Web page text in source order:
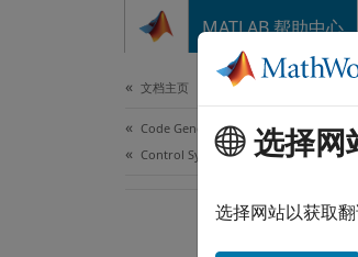
MATLAB 帮助中心
文档主页
Code Generation
Control Systems
选择网
选择网站以获取